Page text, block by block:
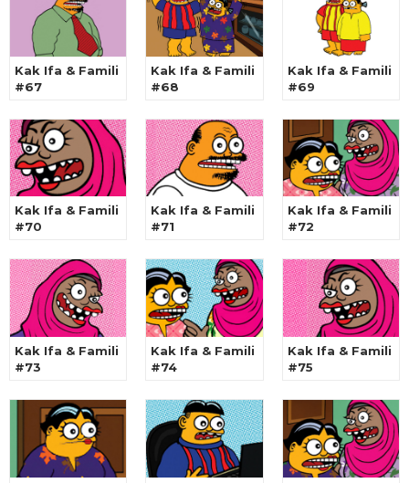
Kak Ifa & Famili
#67
Kak Ifa & Famili
#68
Kak Ifa & Famili
#69
Kak Ifa & Famili
#70
Kak Ifa & Famili
#71
Kak Ifa & Famili
#72
Kak Ifa & Famili
#73
Kak Ifa & Famili
#74
Kak Ifa & Famili
#75